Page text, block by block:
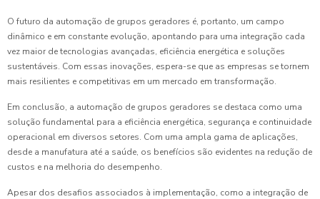
O futuro da automação de grupos geradores é, portanto, um campo
dinâmico e em constante evolução, apontando para uma integração cada
vez maior de tecnologias avançadas, eficiência energética e soluções
sustentáveis. Com essas inovações, espera-se que as empresas se tornem
mais resilientes e competitivas em um mercado em transformação.
Em conclusão, a automação de grupos geradores se destaca como uma
solução fundamental para a eficiência energética, segurança e continuidade
operacional em diversos setores. Com uma ampla gama de aplicações,
desde a manufatura até a saúde, os benefícios são evidentes na redução de
custos e na melhoria do desempenho.
Apesar dos desafios associados à implementação, como a integração de